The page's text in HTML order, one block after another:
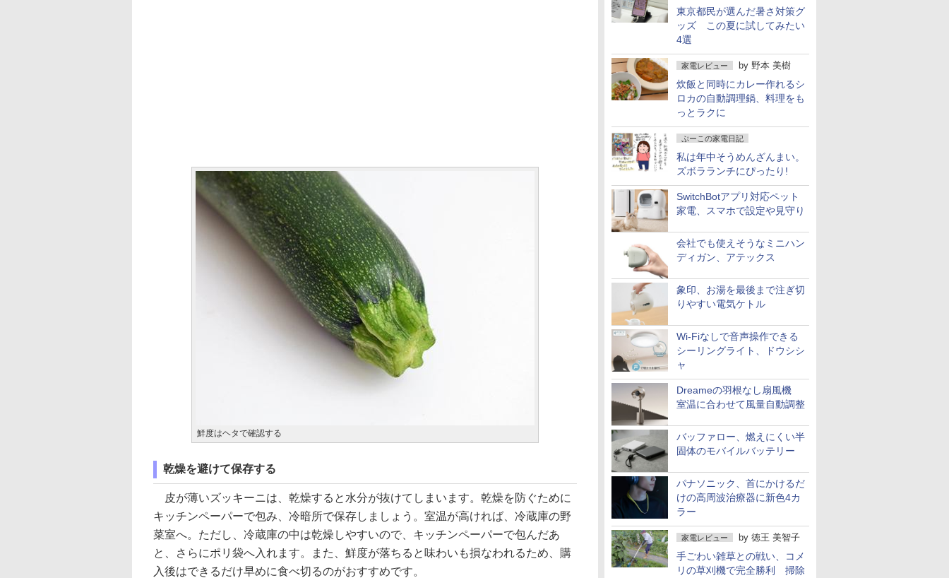
東京都民が選んだ暑さ対策グ
ッズ この夏に試してみたい
4選
家電レビュー by 野本 美樹
炊飯と同時にカレー作れるシ
ロカの自動調理鍋、料理をも
っとラクに
ぷーこの家電日記
私は年中そうめんざんまい。
ズボラランチにぴったり!
SwitchBotアプリ対応ペット
家電、スマホで設定や見守り
会社でも使えそうなミニハン
ディガン、アテックス
象印、お湯を最後まで注ぎ切
りやすい電気ケトル
Wi-Fiなしで音声操作できる
シーリングライト、ドウシシ
ャ
Dreameの羽根なし扇風機
室温に合わせて風量自動調整
バッファロー、燃えにくい半
固体のモバイルバッテリー
パナソニック、首にかけるだ
けの高周波治療器に新色4カ
ラー
家電レビュー by 徳王 美智子
手ごわい雑草との戦い、コメ
リの草刈機で完全勝利 掃除
鮮度はヘタで確認する
乾燥を避けて保存する
皮が薄いズッキーニは、乾燥すると水分が抜けてしまいます。乾燥を防ぐために
キッチンペーパーで包み、冷暗所で保存しましょう。室温が高ければ、冷蔵庫の野
菜室へ。ただし、冷蔵庫の中は乾燥しやすいので、キッチンペーパーで包んだあ
と、さらにポリ袋へ入れます。また、鮮度が落ちると味わいも損なわれるため、購
入後はできるだけ早めに食べ切るのがおすすめです。